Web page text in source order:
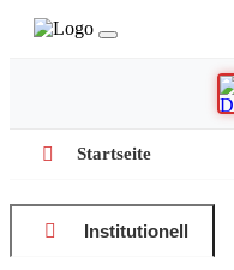
Startseite
Institutionell